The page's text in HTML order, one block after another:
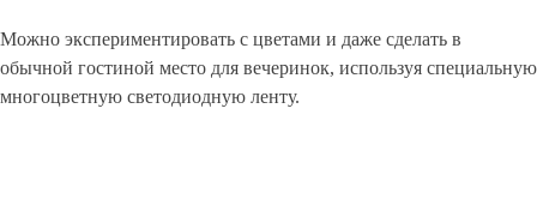
Можно экспериментировать с цветами и даже сделать в
обычной гостиной место для вечеринок, используя специальную
многоцветную светодиодную ленту.